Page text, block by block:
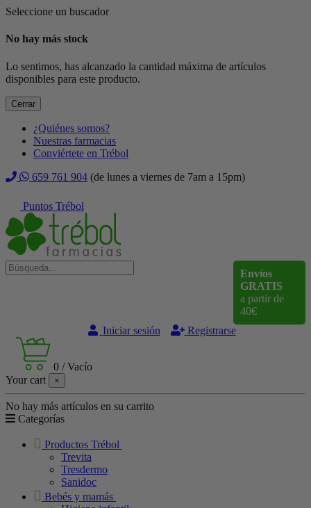
Seleccione un buscador
No hay más stock
Lo sentimos, has alcanzado la cantidad máxima de artículos
disponibles para este producto.
Cerrar
¿Quiénes somos?
Nuestras farmacias
Conviértete en Trébol
659 761 904 (de lunes a viernes de 7am a 15pm)
Puntos Trébol
Envíos
GRATIS
a partir de
40€
Iniciar sesión
Registrarse
0 /Vacío
Your cart
×
No hay más artículos en su carrito
Categorías
Productos Trébol
Trevita
Tresdermo
Sanidoc
Bebés y mamás